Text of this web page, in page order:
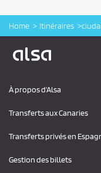
Home Itinéraires
À propos d'Alsa
Transferts aux Canaries
Transferts privés en
Gestion des billets